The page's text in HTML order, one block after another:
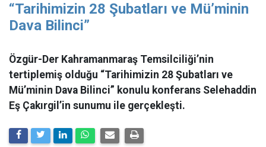
“Tarihimizin 28 Şubatları ve Mü’minin
Dava Bilinci”
Özgür-Der Kahramanmaraş Temsilciliği’nin
tertiplemiş olduğu “Tarihimizin 28 Şubatları ve
Mü’minin Dava Bilinci” konulu konferans Selehaddin
Eş Çakırgil’in sunumu ile gerçekleşti.